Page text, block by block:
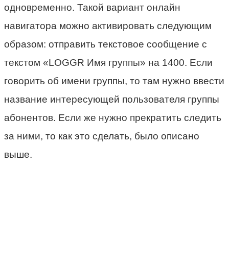
одновременно. Такой вариант онлайн
навигатора можно активировать следующим
образом: отправить текстовое сообщение с
текстом «LOGGR Имя группы» на 1400. Если
говорить об имени группы, то там нужно ввести
название интересующей пользователя группы
абонентов. Если же нужно прекратить следить
за ними, то как это сделать, было описано
выше.